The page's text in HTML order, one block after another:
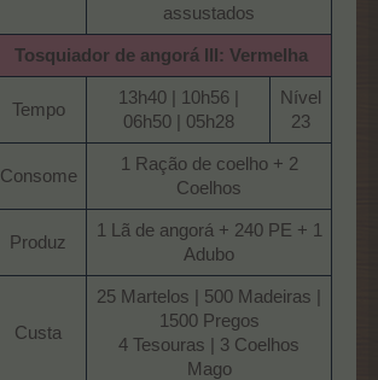
assustados​
Tosquiador de angorá III: Vermelha
Tempo​
13h40 | 10h56 |
06h50 | 05h28​
Nível
23​
Consome​
1 Ração de coelho + 2
Coelhos​
Produz​
1 Lã de angorá + 240 PE + 1
Adubo​
Custa​
25 Martelos | 500 Madeiras |
1500 Pregos
4 Tesouras | 3 Coelhos
Mago​